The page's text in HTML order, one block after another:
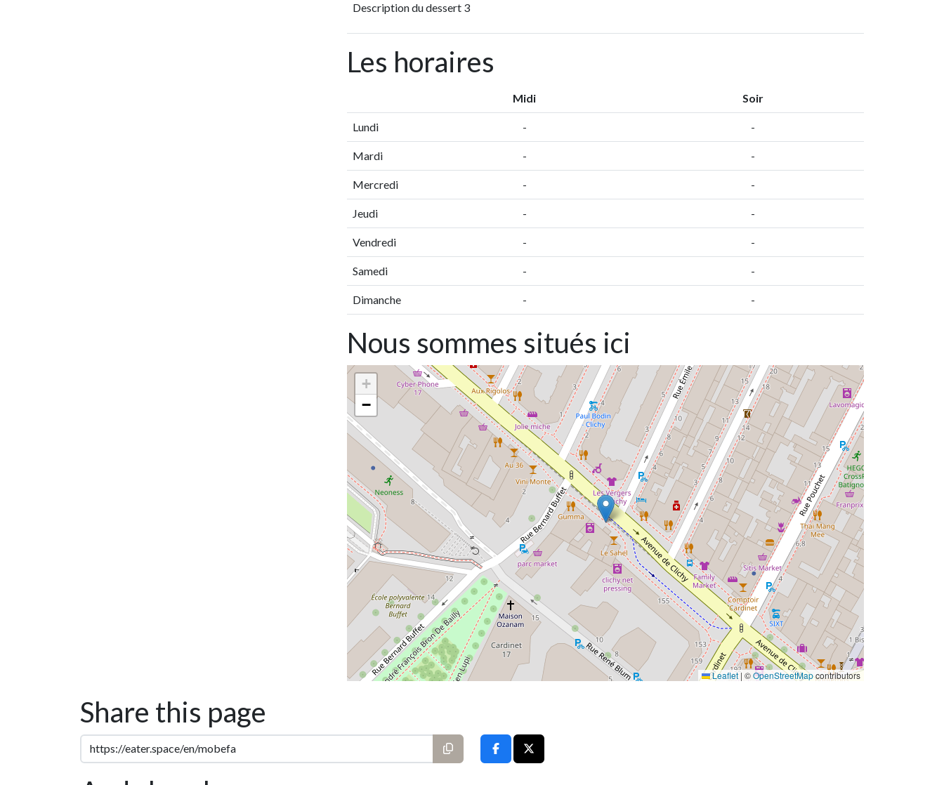
Description du dessert 3
Les horaires
Midi Soir
Lundi - -
Mardi - -
Mercredi - -
Jeudi - -
Vendredi - -
Samedi - -
Dimanche - -
Nous sommes situés ici
+
−
Leaflet | ©OpenStreetMapcontributors
Share this page